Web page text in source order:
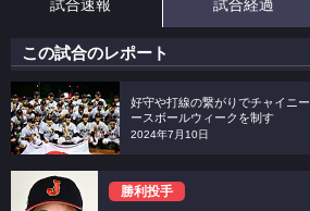
試合速報 試合経過
この試合のレポート
好守や打線の繋がりでチャイニ
ースボールウィークを制す
2024年7月10日
勝利投手